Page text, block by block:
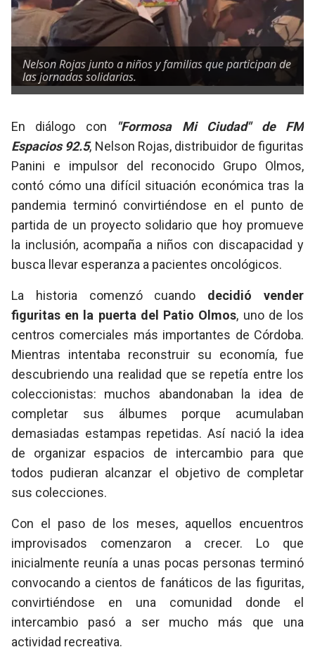
Nelson Rojas junto a niños y familias que participan de
las jornadas solidarias.
En diálogo con
"Formosa Mi Ciudad" de FM
Espacios 92.5, Nelson Rojas, distribuidor de figuritas
Panini e impulsor del reconocido Grupo Olmos,
contó cómo una difícil situación económica tras la
pandemia terminó convirtiéndose en el punto de
partida de un proyecto solidario que hoy promueve
la inclusión, acompaña a niños con discapacidad y
busca llevar esperanza a pacientes oncológicos.
La historia comenzó cuando decidió vender
figuritas en la puerta del Patio Olmos, uno de los
centros comerciales más importantes de Córdoba.
Mientras intentaba reconstruir su economía, fue
descubriendo una realidad que se repetía entre los
coleccionistas: muchos abandonaban la idea de
completar sus álbumes porque acumulaban
demasiadas estampas repetidas. Así nació la idea
de organizar espacios de intercambio para que
todos pudieran alcanzar el objetivo de completar
sus colecciones.
Con el paso de los meses, aquellos encuentros
improvisados comenzaron a crecer. Lo que
inicialmente reunía a unas pocas personas terminó
convocando a cientos de fanáticos de las figuritas,
convirtiéndose en una comunidad donde el
intercambio pasó a ser mucho más que una
actividad recreativa.